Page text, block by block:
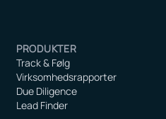
PRODUKTER
Track & Følg
Virksomhedsrapporter
Due Diligence
Lead Finder